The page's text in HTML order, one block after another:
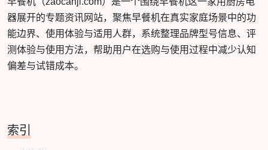
器展开的专题资讯网站，聚焦早餐机在真实家庭场景中的功
能边界、使用体验与适用人群，系统整理品牌型号信息、评
测体验与使用方法，帮助用户在选购与使用过程中减少认知
偏差与试错成本。
索引